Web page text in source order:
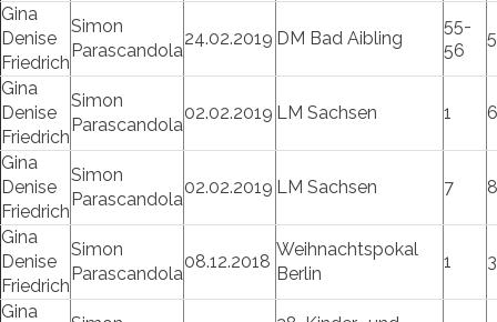
Gina
Denise
Friedrich
Simon
Parascandola
24.02.2019 DM Bad Aibling
55-
56
Gina
Denise
Friedrich
Simon
Parascandola
02.02.2019 LM Sachsen 1 6
Gina
Denise
Friedrich
Simon
Parascandola
02.02.2019 LM Sachsen 7 8
Gina
Denise
Friedrich
Simon
Parascandola
08.12.2018
Weihnachtspokal
Berlin
1 3
Gina